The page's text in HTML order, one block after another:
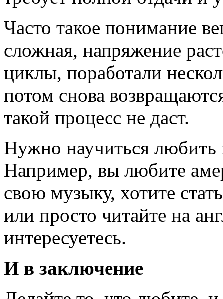
Часто такое понимание
сложная, напряжение
циклы, поработали
потом снова
такой процесс не даст.
Нужно научиться любить
Например, вы любите
свою музыку, хотите
или просто читайте на
интересуетесь.
И в заключение